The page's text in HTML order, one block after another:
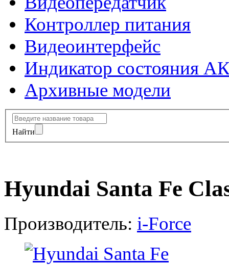
Контроллер питания
Видеоинтерфейс
Индикатор состояния
Архивные модели
Найти
Hyundai Santa Fe
Производитель: i-Force